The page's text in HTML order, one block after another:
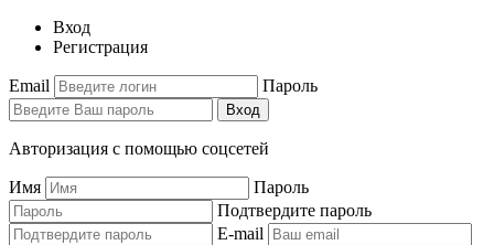
Вход
Регистрация
Email Пароль
Вход
Авторизация с помощью соцсетей
Имя
Пароль
Подтвердите пароль
E-mail